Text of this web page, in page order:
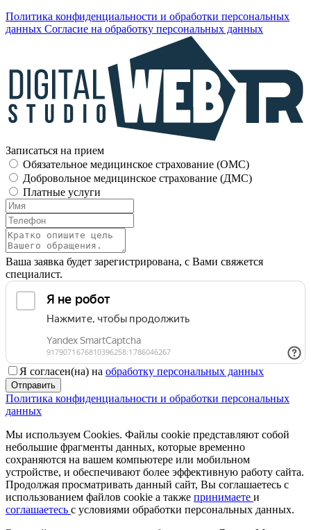
Политика конфиденциальности и обработки персональных
данных Согласие на обработку персональных данных
Записаться на прием
Обязательное медицинское страхование (OMC)
Добровольное медицинское страхование (ДМС)
Платные услуги
Ваша заявка будет зарегистрирована, с Вами свяжется
специалист.
Я согласен(на) на обработку персональных данных
Отправить
Политика конфиденциальности и обработки персональных
данных
Мы используем Cookies. Файлы cookie представляют собой
небольшие фрагменты данных, которые временно
сохраняются на вашем компьютере или мобильном
устройстве, и обеспечивают более эффективную работу сайта.
Продолжая просматривать данный сайт, Вы соглашаетесь с
использованием файлов cookie а также принимаете и
соглашаетесь с условиями обработки персональных данных.